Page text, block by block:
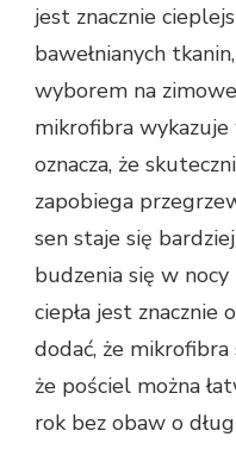
jest znacznie
bawełnianych
wyborem na
mikrofibra wykazuje
oznacza, że
zapobiega
sen staje się
budzenia się w
ciepła jest znacznie
dodać, że mikrofibra
że pościel można
rok bez obaw o